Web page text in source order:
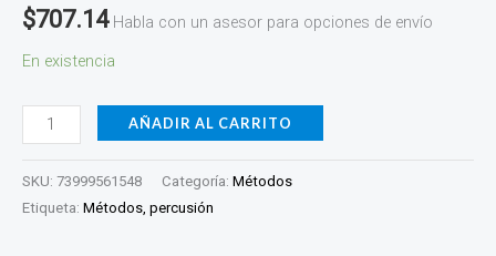
$707.14 Habla con un asesor para opciones de envío
En existencia
AÑADIR AL CARRITO
SKU: 73999561548 Categoría: Métodos
Etiqueta: Métodos, percusión